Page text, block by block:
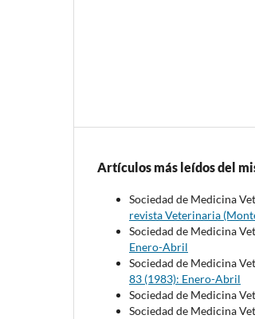
Artículos más leídos del
Sociedad de Medicina
revista Veterinaria
Sociedad de Medicina
Enero-Abril
Sociedad de Medicina
83 (1983): Enero-Abril
Sociedad de Medicina
Sociedad de Medicina